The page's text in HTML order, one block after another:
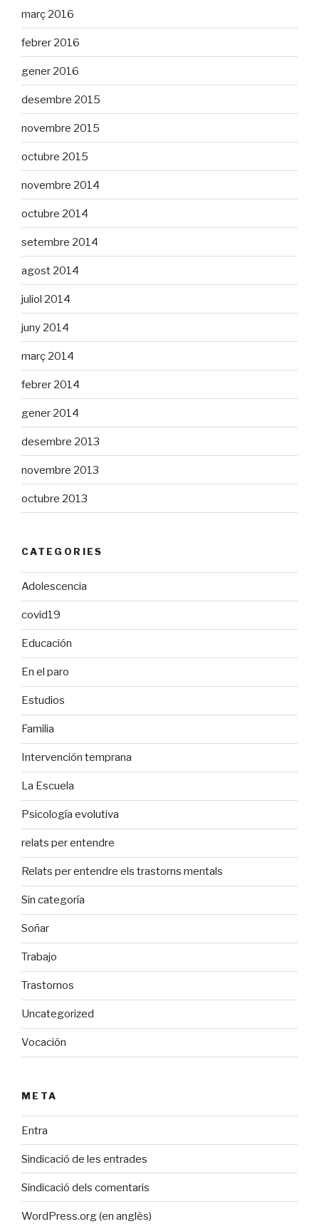
març 2016
febrer 2016
gener 2016
desembre 2015
novembre 2015
octubre 2015
novembre 2014
octubre 2014
setembre 2014
agost 2014
juliol 2014
juny 2014
març 2014
febrer 2014
gener 2014
desembre 2013
novembre 2013
octubre 2013
CATEGORIES
Adolescencia
covid19
Educación
En el paro
Estudios
Familia
Intervención temprana
La Escuela
Psicología evolutiva
relats per entendre
Relats per entendre els trastorns mentals
Sin categoría
Soñar
Trabajo
Trastornos
Uncategorized
Vocación
META
Entra
Sindicació de les entrades
Sindicació dels comentaris
WordPress.org (en anglès)